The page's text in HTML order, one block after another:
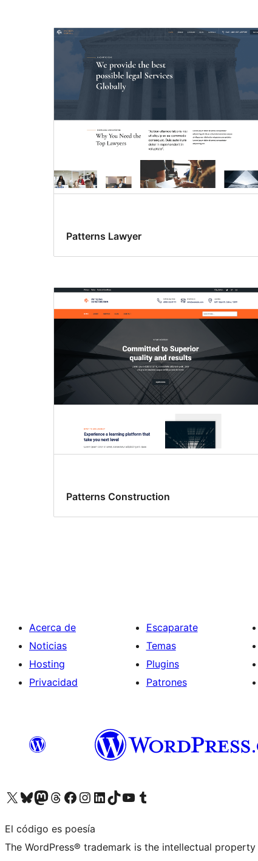
Patterns Lawyer
Patterns Construction
Acerca de
Noticias
Hosting
Privacidad
Escaparate
Temas
Plugins
Patrones
Visita nuestra cuenta de X (anteriormente Twitter)
Visita nuestra cuenta de Bluesky
Visita nuestra cuenta de Mastodon
Visita nuestra cuenta de Threads
Visita nuestra página de Facebook
Visita nuestra cuenta de Instagram
Visita nuestra cuenta de LinkedIn
Visita nuestra cuenta de TikTok
Visita nuestro canal de YouTube
Visita nuestra cuenta de Tumblr
El código es poesía
The WordPress® trademark is the intellectual